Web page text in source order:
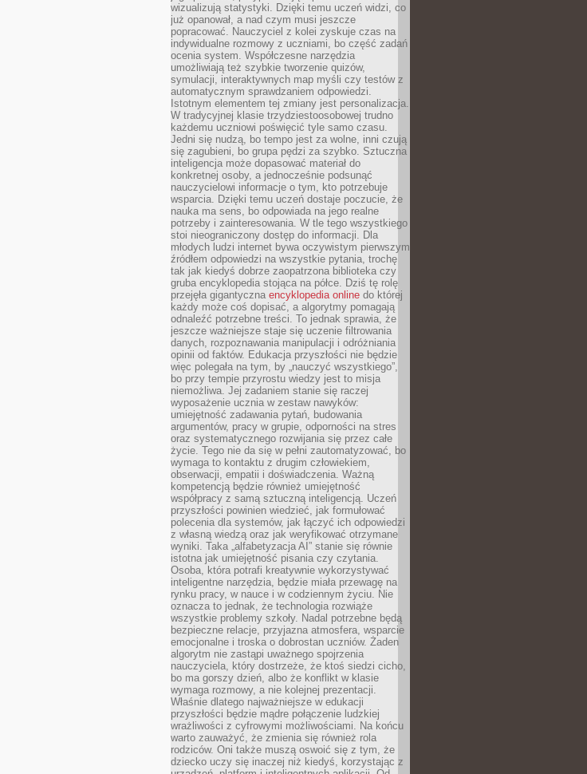
wizualizują statystyki. Dzięki temu uczeń widzi, co
już opanował, a nad czym musi jeszcze
popracować. Nauczyciel z kolei zyskuje czas na
indywidualne rozmowy z uczniami, bo część zadań
ocenia system. Współczesne narzędzia
umożliwiają też szybkie tworzenie quizów,
symulacji, interaktywnych map myśli czy testów z
automatycznym sprawdzaniem odpowiedzi.
Istotnym elementem tej zmiany jest personalizacja.
W tradycyjnej klasie trzydziestoosobowej trudno
każdemu uczniowi poświęcić tyle samo czasu.
Jedni się nudzą, bo tempo jest za wolne, inni czują
się zagubieni, bo grupa pędzi za szybko. Sztuczna
inteligencja może dopasować materiał do
konkretnej osoby, a jednocześnie podsunąć
nauczycielowi informacje o tym, kto potrzebuje
wsparcia. Dzięki temu uczeń dostaje poczucie, że
nauka ma sens, bo odpowiada na jego realne
potrzeby i zainteresowania. W tle tego wszystkiego
stoi nieograniczony dostęp do informacji. Dla
młodych ludzi internet bywa oczywistym pierwszym
źródłem odpowiedzi na wszystkie pytania, trochę
tak jak kiedyś dobrze zaopatrzona biblioteka czy
gruba encyklopedia stojąca na półce. Dziś tę rolę
przejęła gigantyczna encyklopedia online do której
każdy może coś dopisać, a algorytmy pomagają
odnaleźć potrzebne treści. To jednak sprawia, że
jeszcze ważniejsze staje się uczenie filtrowania
danych, rozpoznawania manipulacji i odróżniania
opinii od faktów. Edukacja przyszłości nie będzie
więc polegała na tym, by „nauczyć wszystkiego”,
bo przy tempie przyrostu wiedzy jest to misja
niemożliwa. Jej zadaniem stanie się raczej
wyposażenie ucznia w zestaw nawyków:
umiejętność zadawania pytań, budowania
argumentów, pracy w grupie, odporności na stres
oraz systematycznego rozwijania się przez całe
życie. Tego nie da się w pełni zautomatyzować, bo
wymaga to kontaktu z drugim człowiekiem,
obserwacji, empatii i doświadczenia. Ważną
kompetencją będzie również umiejętność
współpracy z samą sztuczną inteligencją. Uczeń
przyszłości powinien wiedzieć, jak formułować
polecenia dla systemów, jak łączyć ich odpowiedzi
z własną wiedzą oraz jak weryfikować otrzymane
wyniki. Taka „alfabetyzacja AI” stanie się równie
istotna jak umiejętność pisania czy czytania.
Osoba, która potrafi kreatywnie wykorzystywać
inteligentne narzędzia, będzie miała przewagę na
rynku pracy, w nauce i w codziennym życiu. Nie
oznacza to jednak, że technologia rozwiąże
wszystkie problemy szkoły. Nadal potrzebne będą
bezpieczne relacje, przyjazna atmosfera, wsparcie
emocjonalne i troska o dobrostan uczniów. Żaden
algorytm nie zastąpi uważnego spojrzenia
nauczyciela, który dostrzeże, że ktoś siedzi cicho,
bo ma gorszy dzień, albo że konflikt w klasie
wymaga rozmowy, a nie kolejnej prezentacji.
Właśnie dlatego najważniejsze w edukacji
przyszłości będzie mądre połączenie ludzkiej
wrażliwości z cyfrowymi możliwościami. Na końcu
warto zauważyć, że zmienia się również rola
rodziców. Oni także muszą oswoić się z tym, że
dziecko uczy się inaczej niż kiedyś, korzystając z